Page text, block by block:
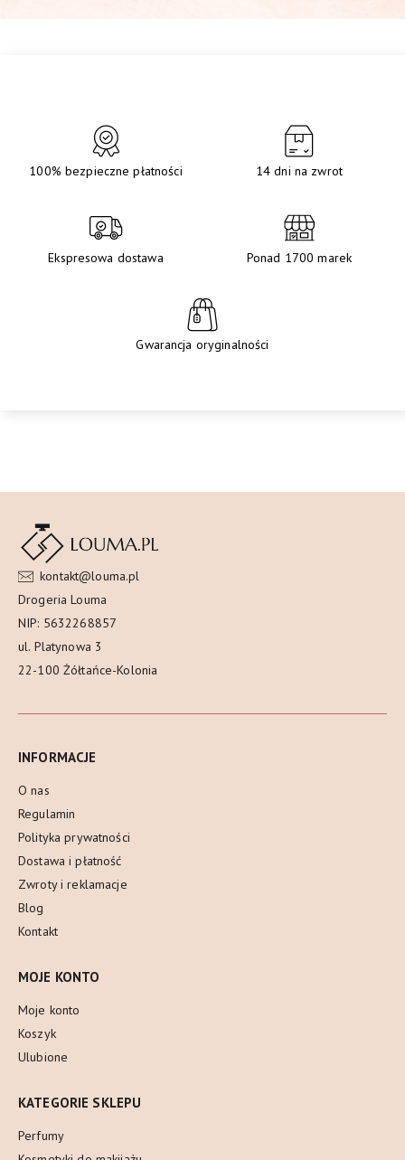
100% bezpieczne płatności 14 dni na zwrot
Ekspresowa dostawa Ponad 1700 marek
Gwarancja oryginalności
kontakt@louma.pl
Drogeria Louma
NIP: 5632268857
ul. Platynowa 3
22-100 Żółtańce-Kolonia
INFORMACJE
O nas
Regulamin
Polityka prywatności
Dostawa i płatność
Zwroty i reklamacje
Blog
Kontakt
MOJE KONTO
Moje konto
Koszyk
Ulubione
KATEGORIE SKLEPU
Perfumy